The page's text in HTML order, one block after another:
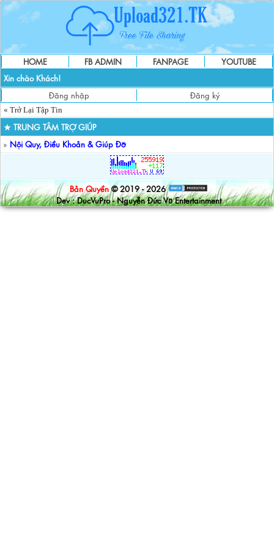
HOME FB ADMIN FANPAGE
YOUTUBE
Xin chào Khách!
Đăng nhập
Đăng ký
« Trở Lại Tập Tin
★ TRUNG TÂM TRỢ GIÚP
» Nội Quy, Điều Khoản & Giúp Đỡ
Bản Quyền © 2019 - 2026
Dev : DucVuPro - Nguyễn Đức Vũ Entertainment